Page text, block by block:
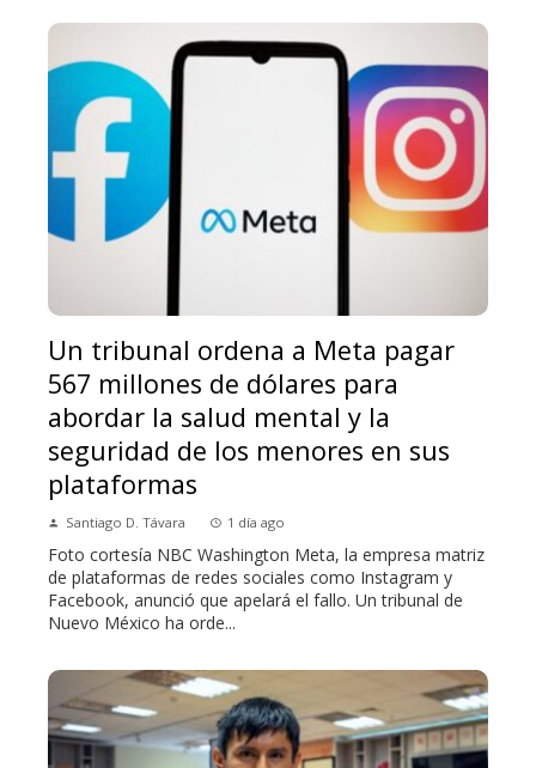
Un tribunal ordena a Meta pagar
567 millones de dólares para
abordar la salud mental y la
seguridad de los menores en sus
plataformas
Santiago D. Távara 1 día ago
Foto cortesía NBC Washington Meta, la empresa matriz
de plataformas de redes sociales como Instagram y
Facebook, anunció que apelará el fallo. Un tribunal de
Nuevo México ha orde...